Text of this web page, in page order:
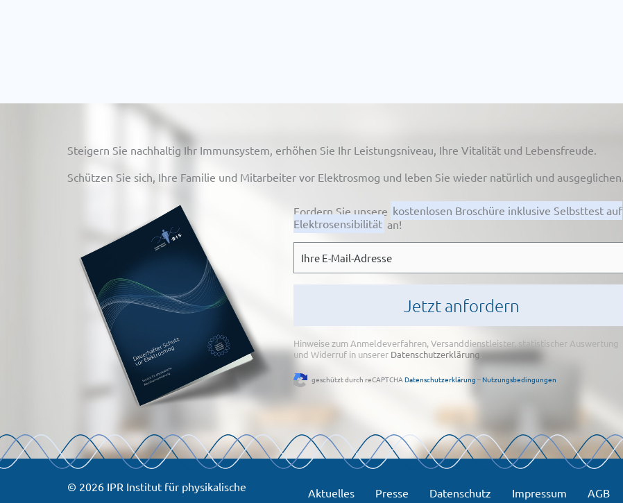
Steigern Sie nachhaltig Ihr Immunsystem, erhöhen Sie Ihr Leistungsniveau, Ihre Vitalität und Lebensfreude.
Schützen Sie sich, Ihre Familie und Mitarbeiter vor Elektrosmog und leben Sie wieder natürlich und ausgeglichen.
Fordern Sie unsere kostenlosen Broschüre inklusive Selbsttest auf
Elektrosensibilität an!
Mail *
Hinweise zum Anmeldeverfahren, Versanddienstleister, statistischer Auswertung
und Widerruf in unserer Datenschutzerklärung.
geschützt durch reCAPTCHA Datenschutzerklärung –Nutzungsbedingungen
© 2026 IPR Institut für physikalische
Aktuelles Presse Datenschutz Impressum AGB